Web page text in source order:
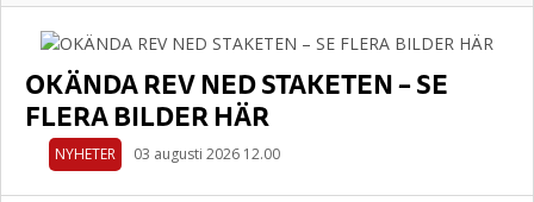
OKÄNDA REV NED STAKETEN – SE
FLERA BILDER HÄR
NYHETER 03 augusti 2026 12.00